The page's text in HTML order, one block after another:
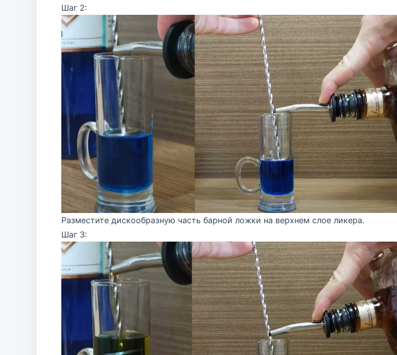
Шаг 2:
Разместите дискообразную часть барной ложки на верхнем слое ликера.
Шаг 3: